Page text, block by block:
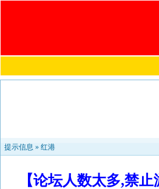
提示信息 » 红港
【论坛人数太多,禁